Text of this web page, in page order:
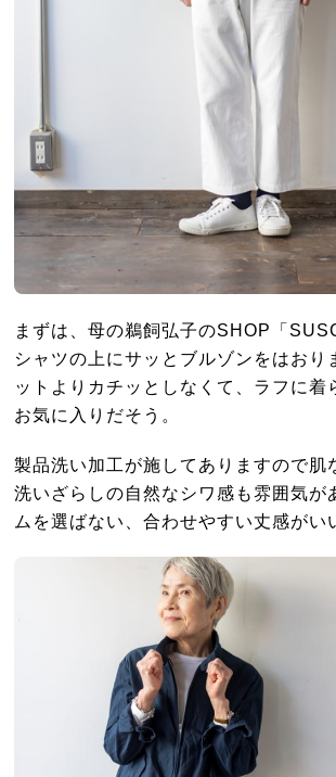
まずは、母の鵜飼弘子のSHOP「
シャツの上にサッとブルゾンをはおり
ットよりカチッとしなくて、ラフに着
お気に入りだそう。
製品洗い加工が施してありますので肌
洗いざらしの自然なシワ感も雰囲気が
ムを選ばない、合わせやすい丈感がい